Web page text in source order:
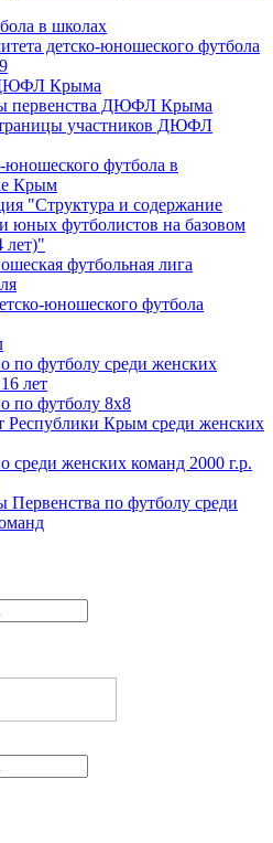
в школах
детско-юношеского футбола
Крыма
первенства ДЮФЛ Крыма
участников ДЮФЛ
юношеского футбола в
Крым
"Структура и содержание
юных футболистов на базовом
лет)"
футбольная лига
юношеского футбола
по футболу среди женских
лет
по футболу 8х8
Республики Крым среди женских
среди женских команд 2000 г.р.
Первенства по футболу среди